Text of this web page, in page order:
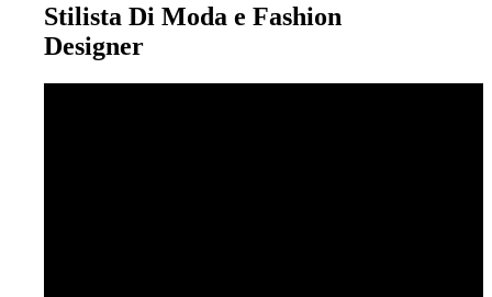
Stilista Di Moda e Fashion
Designer